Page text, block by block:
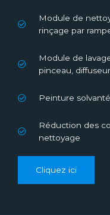
Module de
rinçage par
Module de
pinceau,
Peinture
Réduction des
nettoyage
Cliquez ici